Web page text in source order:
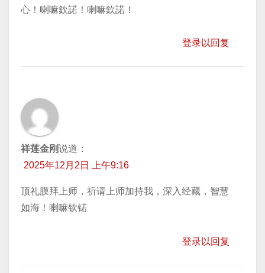
心！喇嘛欽諾！喇嘛欽諾！
登录以回复
祥莲金刚说道：
2025年12月2日 上午9:16
顶礼膜拜上师，祈请上师加持我，深入经藏，智慧
如海！喇嘛钦锘
登录以回复